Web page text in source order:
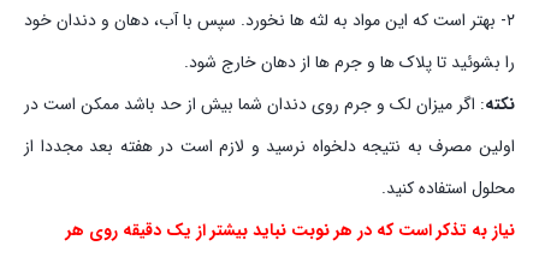
۲- بهتر است که این مواد به لثه ها نخورد. سپس با آب، دهان و دندان خود
را بشوئید تا پلاک ها و جرم ها از دهان خارج شود.
نکته: اگر میزان لک و جرم روی دندان شما بیش از حد باشد ممکن است در
اولین مصرف به نتیجه دلخواه‌ نرسید و لازم است در هفته بعد مجددا از
محلول استفاده کنید.
نیاز به تذکر است که در هر نوبت نباید بیشتر از یک دقیقه روی هر